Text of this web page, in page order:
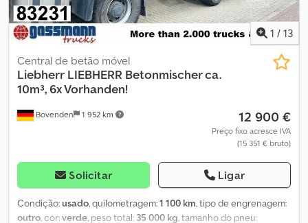
1 / 13
Bovenden 1 952 km
Central de betão móvel
Liebherr LIEBHERR Betonmischer ca.
10m³, 6x Vorhanden!
12 900 €
Preço fixo acresce IVA
(15 351 € bruto)
Solicitar Ligar
Condição:usado, quilometragem:1 100 km, tipo de engrenagem:
outro, cor:verde, peso total: 35 000 kg, tamanho do pneu: